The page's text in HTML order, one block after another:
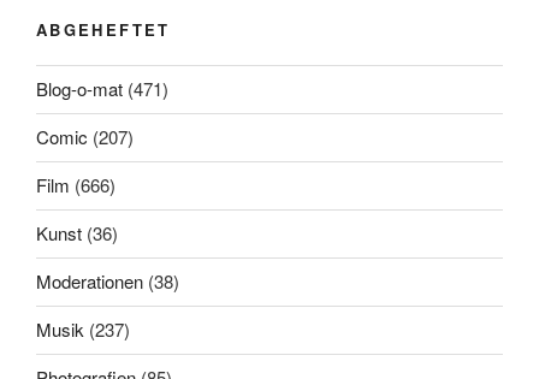
ABGEHEFTET
Blog-o-mat (471)
Comic (207)
Film (666)
Kunst (36)
Moderationen (38)
Musik (237)